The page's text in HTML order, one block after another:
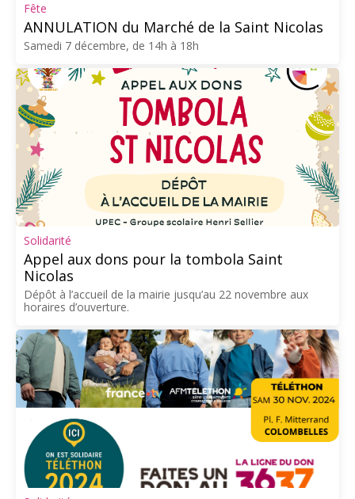
Fête
ANNULATION du Marché de la Saint Nicolas
Samedi 7 décembre, de 14h à 18h
Solidarité
Appel aux dons pour la tombola Saint
Nicolas
Dépôt à l’accueil de la mairie jusqu’au 22 novembre aux
horaires d’ouverture.